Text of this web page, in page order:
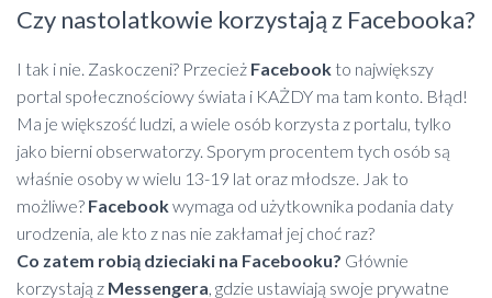
Czy nastolatkowie korzystają z Facebooka?
I tak i nie. Zaskoczeni? Przecież Facebook to największy
portal społecznościowy świata i KAŻDY ma tam konto. Błąd!
Ma je większość ludzi, a wiele osób korzysta z portalu, tylko
jako bierni obserwatorzy. Sporym procentem tych osób są
właśnie osoby w wielu 13-19 lat oraz młodsze. Jak to
możliwe? Facebookwymaga od użytkownika podania daty
urodzenia, ale kto z nas nie zakłamał jej choć raz?
Co zatem robią dzieciaki na Facebooku? Głównie
korzystają z Messengera , gdzie ustawiają swoje prywatne